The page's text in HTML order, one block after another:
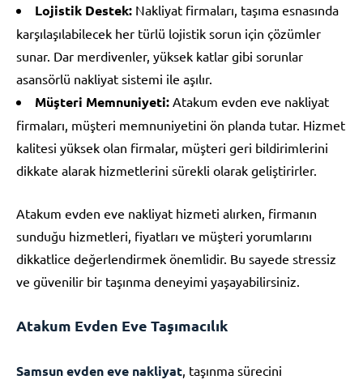
Lojistik Destek: Nakliyat firmaları, taşıma esnasında
karşılaşılabilecek her türlü lojistik sorun için çözümler
sunar. Dar merdivenler, yüksek katlar gibi sorunlar
asansörlü nakliyat sistemi ile aşılır.
Müşteri Memnuniyeti: Atakum evden eve nakliyat
firmaları, müşteri memnuniyetini ön planda tutar. Hizmet
kalitesi yüksek olan firmalar, müşteri geri bildirimlerini
dikkate alarak hizmetlerini sürekli olarak geliştirirler.
Atakum evden eve nakliyat hizmeti alırken, firmanın
sunduğu hizmetleri, fiyatları ve müşteri yorumlarını
dikkatlice değerlendirmek önemlidir. Bu sayede stressiz
ve güvenilir bir taşınma deneyimi yaşayabilirsiniz.
Atakum Evden Eve Taşımacılık
Samsun evden eve nakliyat , taşınma sürecini